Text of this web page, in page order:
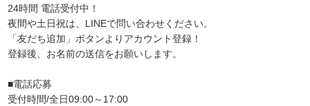
24時間 電話受付中！
夜間や土日祝は、LINEで問い合わせください。
「友だち追加」ボタンよりアカウント登録！
登録後、お名前の送信をお願いします。
■電話応募
受付時間/全日09:00～17:00